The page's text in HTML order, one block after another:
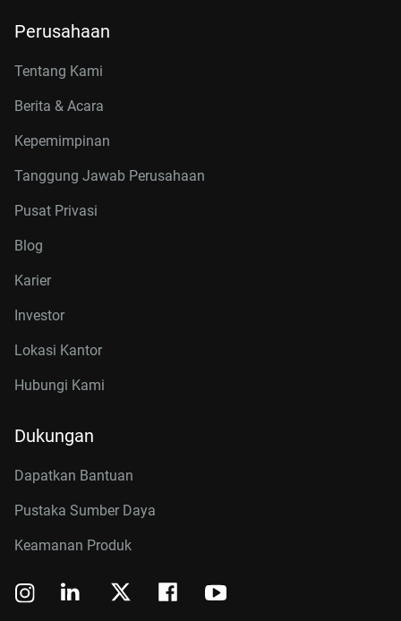
Perusahaan
Tentang Kami
Berita & Acara
Kepemimpinan
Tanggung Jawab Perusahaan
Pusat Privasi
Blog
Karier
Investor
Lokasi Kantor
Hubungi Kami
Dukungan
Dapatkan Bantuan
Pustaka Sumber Daya
Keamanan Produk